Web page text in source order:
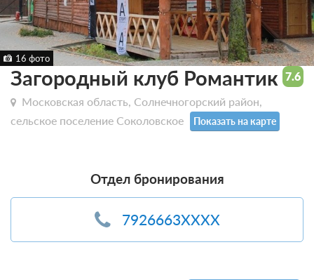
16 фото
Загородный клуб Романтик
Московская область, Солнечногорский район,
сельское поселение Соколовское
Показать на карте
Отдел бронирования
7926663XXXX
7.6